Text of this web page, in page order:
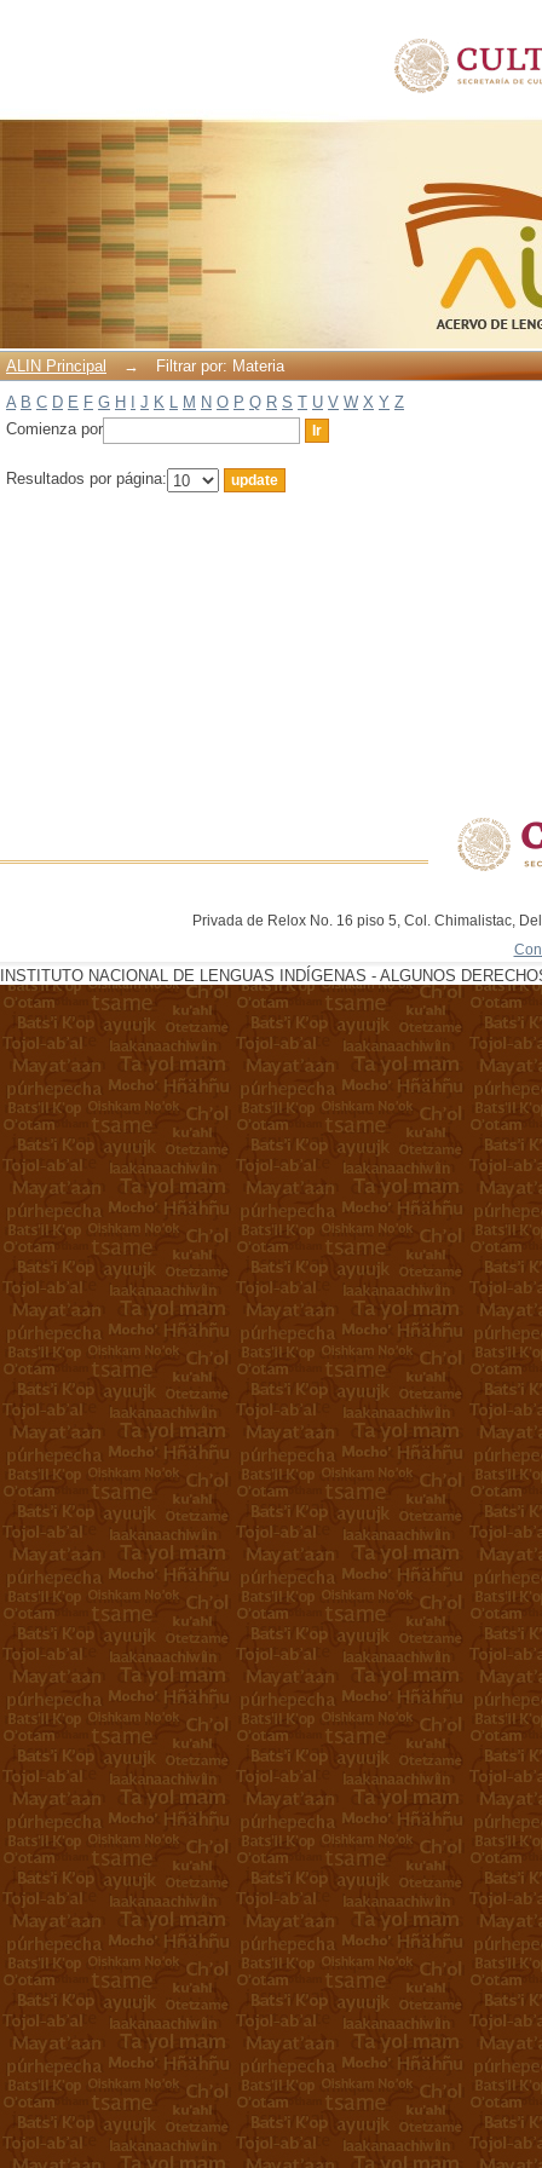
ALIN Principal →
Filtrar por: Materia
A B C D E F G H J K L M N O P Q R S T U V W X Y Z
Comienza por
Resultados por página:
Privada de Relox No. 16 piso 5, Col. Chimalistac,
INSTITUTO NACIONAL DE LENGUAS INDÍGENAS - ALGUNOS